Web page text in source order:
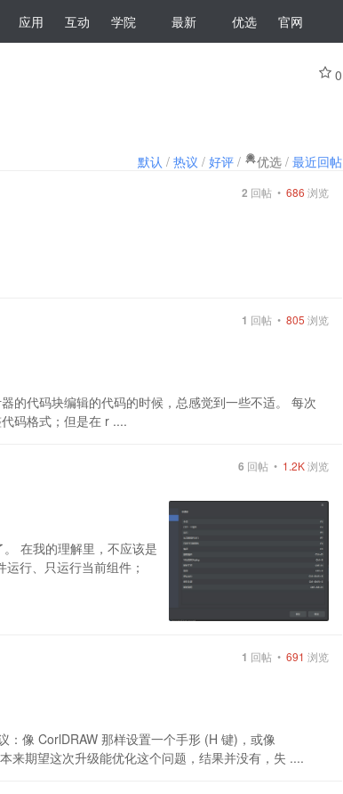
应用 互动 学院 最新 优选 官网
0
默认 /热议 /好评 / 优选 /最近回帖
2 回帖 •686 浏览
1 回帖 •805 浏览
的代码块编辑的代码的时候，总感觉到一些不适。 每次
码格式；但是在 r ....
6 回帖 • 1.2K浏览
在我的理解里，不应该是
行、只运行当前组件；
1 回帖 •691 浏览
像 CorlDRAW 那样设置一个手形 (H 键)，或像
来期望这次升级能优化这个问题，结果并没有，失 ....